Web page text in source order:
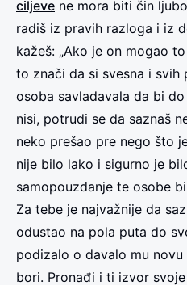
ciljeve ne mora biti čin
radiš iz pravih razloga i iz
kažeš: „Ako je on mogao
to znači da si svesna i svih
osoba savladavala da bi
nisi, potrudi se da saznaš
neko prešao pre nego što
nije bilo lako i sigurno je
samopouzdanje te osobe
Za tebe je najvažnije da
odustao na pola puta do
podizalo o davalo mu
bori. Pronađi i ti izvor